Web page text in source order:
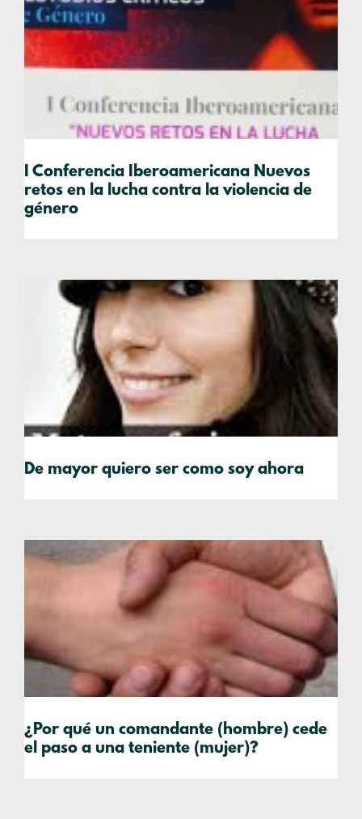
I Conferencia Iberoamericana Nuevos
retos en la lucha contra la violencia de
género
De mayor quiero ser como soy ahora
¿Por qué un comandante (hombre) cede
el paso a una teniente (mujer)?